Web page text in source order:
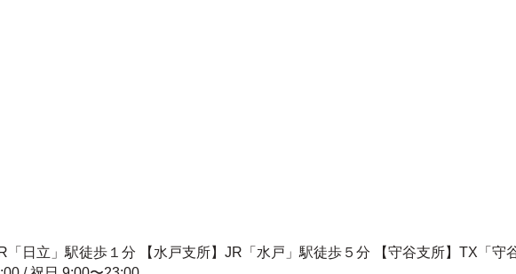
「日立」駅徒歩１分 【水戸支所】JR「水戸」駅徒歩５分 【守谷支所】TX「守